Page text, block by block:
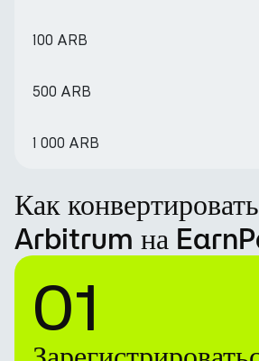
100 ARB
500 ARB
1 000 ARB
Как
Arbitrum на
01